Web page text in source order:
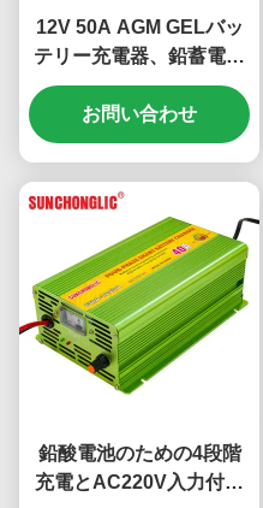
12V 50A AGM GELバッ
テリー充電器、鉛蓄電池
用4段階充電と温度補償
機能付き
お問い合わせ
鉛酸電池のための4段階
充電とAC220V入力付き